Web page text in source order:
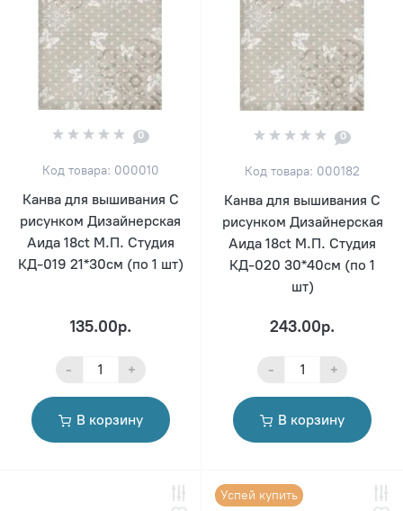
0
Код товара: 000010
Канва для вышивания С
рисунком Дизайнерская
Аида 18ct М.П. Студия
КД-019 21*30см (по 1 шт)
135.00р.
- +
В корзину
0
Код товара: 000182
Канва для вышивания С
рисунком Дизайнерская
Аида 18ct М.П. Студия
КД-020 30*40см (по 1
шт)
243.00р.
- +
В корзину
Успей купить